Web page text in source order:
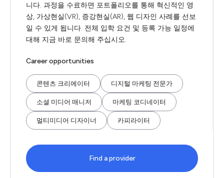
니다. 과정을 수료하면 포트폴리오를 통해 혁신적인 영
상, 가상현실(VR), 증강현실(AR), 웹 디자인 사례를 선보
일 수 있게 됩니다. 전체 입학 요건 및 등록 가능 일정에
대해 지금 바로 문의해 주십시오.
Career opportunities
콘텐츠 크리에이터 디지털 마케팅 전문가
소셜 미디어 매니저 마케팅 코디네이터
멀티미디어 디자이너 카피라이터
Find a provider